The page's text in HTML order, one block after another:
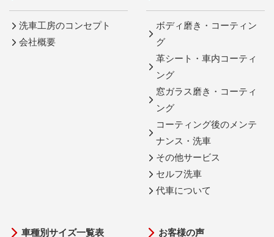
洗車工房のコンセプト
会社概要
ボディ磨き・コーティン
グ
革シート・車内コーティ
ング
窓ガラス磨き・コーティ
ング
コーティング後のメンテ
ナンス・洗車
その他サービス
セルフ洗車
代車について
車種別サイズ一覧表 お客様の声